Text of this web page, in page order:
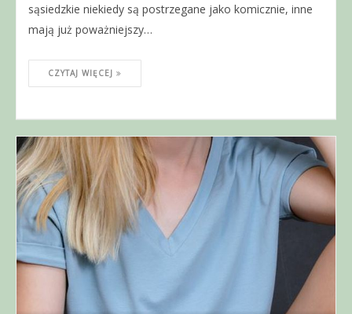
sąsiedzkie niekiedy są postrzegane jako komicznie, inne
mają już poważniejszy…
CZYTAJ WIĘCEJ